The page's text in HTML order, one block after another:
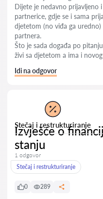
Dijete je nedavno prijavljeno
partnerice, gdje se i sama
djetetom (no viđa ga
partnera.
Što je sada događa po
živi sa djetetom a ima i
Idi na odgovor
Stečaj i restrukturiranje
Izvješće o
stanju
1 odgovor
Stečaj i restrukturiranje
0 289